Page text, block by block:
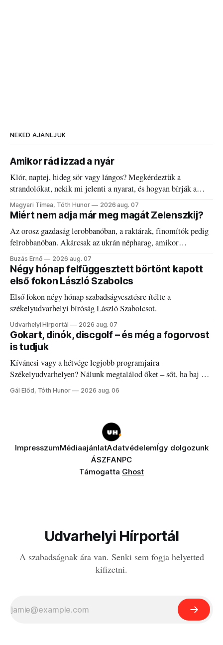
NEKED AJÁNLJUK
Amikor rád izzad a nyár
Klór, naptej, hideg sör vagy lángos? Megkérdeztük a
strandolókat, nekik mi jelenti a nyarat, és hogyan bírják a
kánikulát.
Magyari Tímea, Tóth Hunor 2026 aug. 07
Miért nem adja már meg magát Zelenszkij?
Az orosz gazdaság lerobbanóban, a raktárak, finomítók pedig
felrobbanóban. Akárcsak az ukrán népharag, amikor
elégedetlen vezetőivel.
Buzás Ernő 2026 aug. 07
Négy hónap felfüggesztett börtönt kapott
első fokon László Szabolcs
Első fokon négy hónap szabadságvesztésre ítélte a
székelyudvarhelyi bíróság László Szabolcsot.
Udvarhelyi Hírportál 2026 aug. 07
Gokart, dinók, discgolf – és még a fogorvost
is tudjuk
Kíváncsi vagy a hétvége legjobb programjaira
Székelyudvarhelyen? Nálunk megtalálod őket – sőt, ha baj van
a fogaddal, a fogorvosi ügyeletet is!
Gál Előd, Tóth Hunor 2026 aug. 06
ImpresszumMédiaajánlatAdatvédelemÍgy dolgozunk
ÁSZFANPC
Támogatta Ghost
Udvarhelyi Hírportál
A szabadságnak ára van. Senki sem fogja helyetted
kifizetni.